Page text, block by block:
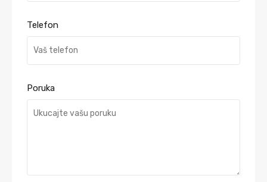
Telefon
Poruka